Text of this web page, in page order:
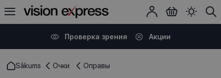
Проверка зрения Акции
Sākums Очки Оправы